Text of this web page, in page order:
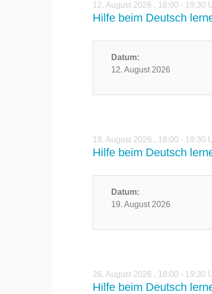
12. August 2026 , 18:00 - 19:30
Hilfe beim Deutsch
Datum:
12. August 2026
19. August 2026 , 18:00 - 19:30
Hilfe beim Deutsch
Datum:
19. August 2026
26. August 2026 , 18:00 - 19:30
Hilfe beim Deutsch